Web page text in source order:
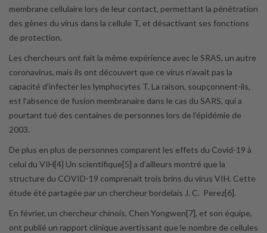
membrane cellulaire lors de leur contact, permettant la pénétration
des gènes du virus dans la cellule T, et désactivant ses fonctions
de protection.
Les chercheurs ont fait la même expérience avec le SRAS, un autre
coronavirus, mais ils ont découvert que ce virus n’avait pas la
capacité d’infecter les lymphocytes T. La raison, soupçonnent-ils,
est l’absence de fusion membranaire dans le cas du SARS, qui a
pourtant tué des centaines de personnes lors de l’épidémie de
2003.
De plus en plus de personnes comparent les effets du Covid-19 à
celui du VIH[4] Un scientifique[5] a d’ailleurs montré que la
structure du COVID-19 comprenait trois brins du virus VIH. Cette
étude été partagée par un chercheur bordelais J. C. Perez[6].
En février, un chercheur chinois, Chen Yongwen[7], et son équipe,
ont publié un rapport clinique avertissant que le nombre de cellules